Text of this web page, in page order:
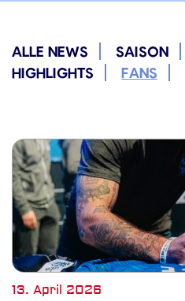
ALLE NEWS SAISON
HIGHLIGHTS
FANS
13. April 2026